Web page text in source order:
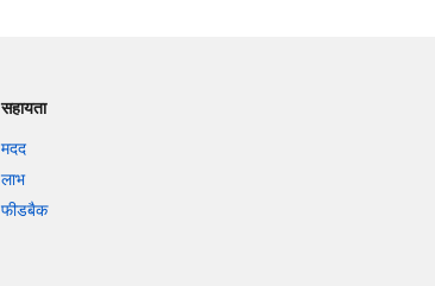
सहायता
मदद
लाभ
फीडबैक